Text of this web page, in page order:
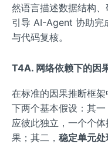
然语言描述数据结构
引导 AI-Agent 协助完
与代码复核。
T4A. 网络依赖下的因
在标准的因果推断框
下两个基本假设：其一
应彼此独立，一个个
果；其二， 稳定单元